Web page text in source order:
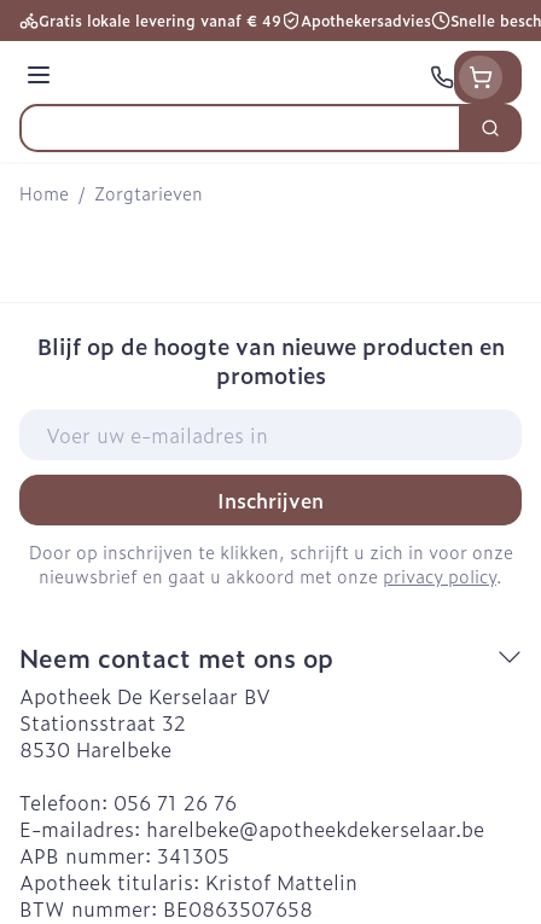
Ga naar de inhoud
Gratis lokale levering vanaf € 49 Apothekersadvies Snelle
Menu
Product, merk, categorie...
Zoek
Home / Zorgtarieven
Blijf op de hoogte van nieuwe producten en
promoties
Inschrijven
Door op inschrijven te klikken, schrijft u zich in voor onze
nieuwsbrief en gaat u akkoord met onze privacy policy.
Neem contact met ons op
Apotheek De Kerselaar BV
Stationsstraat 32
8530 Harelbeke
Telefoon: 056 71 26 76
E-mailadres: harelbeke@apotheekdekerselaar.be
APB nummer: 341305
Apotheek titularis: Kristof Mattelin
BTW nummer: BE0863507658